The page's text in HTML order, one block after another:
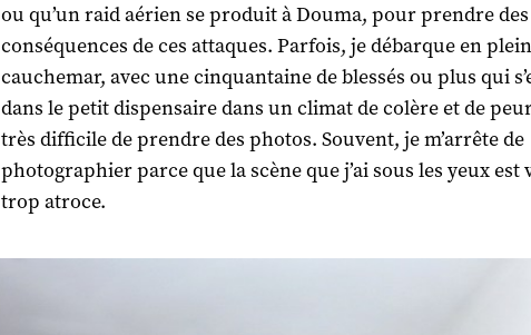
ou qu’un raid aérien se produit à Douma, pour prendre des
conséquences de ces attaques. Parfois, je débarque en plein
cauchemar, avec une cinquantaine de blessés ou plus qui
dans le petit dispensaire dans un climat de colère et de
très difficile de prendre des photos. Souvent, je m’arrête de
photographier parce que la scène que j’ai sous les yeux est
trop atroce.